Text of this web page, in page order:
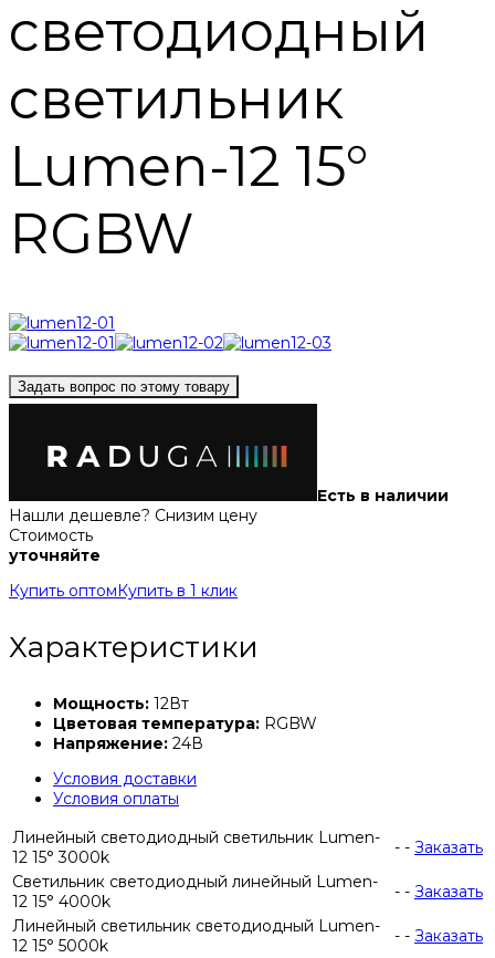
светодиодный
светильник
Lumen-12 15°
RGBW
Задать вопрос по этому товару
Есть в наличии
Нашли дешевле? Снизим цену
Стоимость
уточняйте
Купить оптом Купить в 1 клик
Характеристики
Мощность: 12Вт
Цветовая температура: RGBW
Напряжение: 24В
Условия доставки
Условия оплаты
Линейный светодиодный светильник Lumen-
12 15° 3000k
- - Заказать
Светильник светодиодный линейный Lumen-
12 15° 4000k
- - Заказать
Линейный светильник светодиодный Lumen-
12 15° 5000k
- - Заказать